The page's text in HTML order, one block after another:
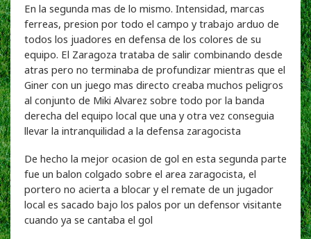
En la segunda mas de lo mismo. Intensidad, marcas
ferreas, presion por todo el campo y trabajo arduo de
todos los juadores en defensa de los colores de su
equipo. El Zaragoza trataba de salir combinando desde
atras pero no terminaba de profundizar mientras que el
Giner con un juego mas directo creaba muchos peligros
al conjunto de Miki Alvarez sobre todo por la banda
derecha del equipo local que una y otra vez conseguia
llevar la intranquilidad a la defensa zaragocista
De hecho la mejor ocasion de gol en esta segunda parte
fue un balon colgado sobre el area zaragocista, el
portero no acierta a blocar y el remate de un jugador
local es sacado bajo los palos por un defensor visitante
cuando ya se cantaba el gol